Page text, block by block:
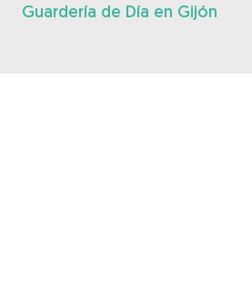
Guardería de Día en Gijón